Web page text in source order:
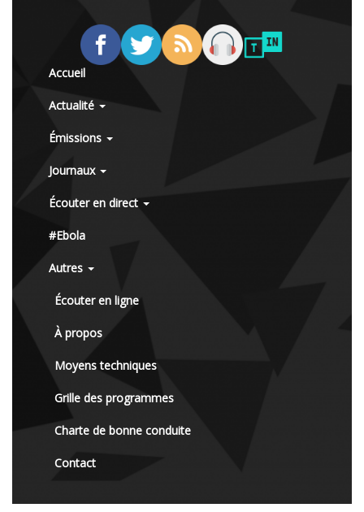
Accueil
Actualité
Émissions
Journaux
Écouter en direct
#Ebola
Autres
Écouter en ligne
À propos
Moyens techniques
Grille des programmes
Charte de bonne conduite
Contact